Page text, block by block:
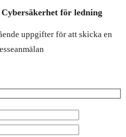
för ledning
uppgifter för att skicka en